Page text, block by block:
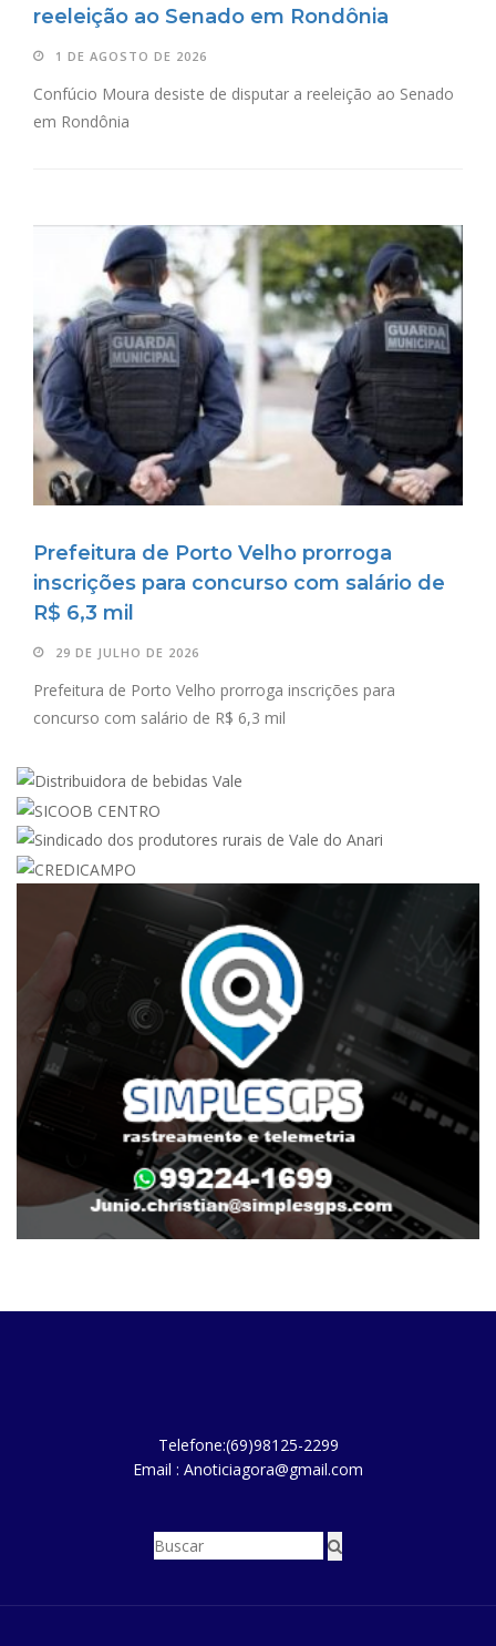
reeleição ao Senado em Rondônia
1 DE AGOSTO DE 2026
Confúcio Moura desiste de disputar a reeleição ao Senado
em Rondônia
Prefeitura de Porto Velho prorroga
inscrições para concurso com salário de
R$ 6,3 mil
29 DE JULHO DE 2026
Prefeitura de Porto Velho prorroga inscrições para
concurso com salário de R$ 6,3 mil
Telefone:(69)98125-2299
Email : Anoticiagora@gmail.com